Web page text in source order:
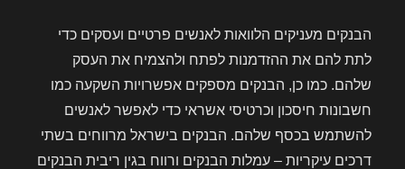
הבנקים מעניקים הלוואות לאנשים פרטיים ועסקים כדי
לתת להם את ההזדמנות לפתח ולהצמיח את העסק
שלהם. כמו כן, הבנקים מספקים אפשרויות השקעה כמו
חשבונות חיסכון וכרטיסי אשראי כדי לאפשר לאנשים
להשתמש בכסף שלהם. הבנקים בישראל מרווחים בשתי
דרכים עיקריות – עמלות הבנקים ורווח בגין ריבית הבנקים